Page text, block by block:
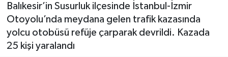
Balıkesir’in Susurluk ilçesinde İstanbul-İzmir
Otoyolu’nda meydana gelen trafik kazasında
yolcu otobüsü refüje çarparak devrildi. Kazada
25 kişi yaralandı
KÜLTÜR - SANAT
SPOR
Tüm Manşetler
Son Dakika Haberleri